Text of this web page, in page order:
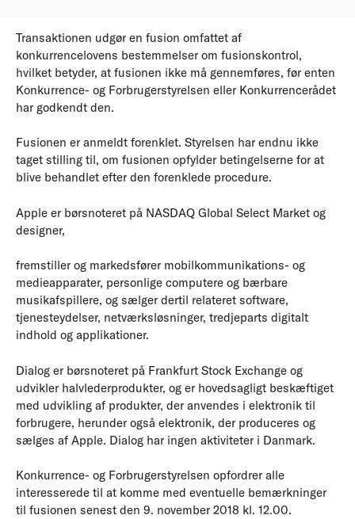
Transaktionen udgør en fusion omfattet af
konkurrencelovens bestemmelser om fusionskontrol,
hvilket betyder, at fusionen ikke må gennemføres, før enten
Konkurrence- og Forbrugerstyrelsen eller Konkurrencerådet
har godkendt den.
Fusionen er anmeldt forenklet. Styrelsen har endnu ikke
taget stilling til, om fusionen opfylder betingelserne for at
blive behandlet efter den forenklede procedure.
Apple er børsnoteret på NASDAQ Global Select Market og
designer,
fremstiller og markedsfører mobilkommunikations- og
medieapparater, personlige computere og bærbare
musikafspillere, og sælger dertil relateret software,
tjenesteydelser, netværksløsninger, tredjeparts digitalt
indhold og applikationer.
Dialog er børsnoteret på Frankfurt Stock Exchange og
udvikler halvlederprodukter, og er hovedsagligt beskæftiget
med udvikling af produkter, der anvendes i elektronik til
forbrugere, herunder også elektronik, der produceres og
sælges af Apple. Dialog har ingen aktiviteter i Danmark.
Konkurrence- og Forbrugerstyrelsen opfordrer alle
interesserede til at komme med eventuelle bemærkninger
til fusionen senest den 9. november 2018 kl. 12.00.